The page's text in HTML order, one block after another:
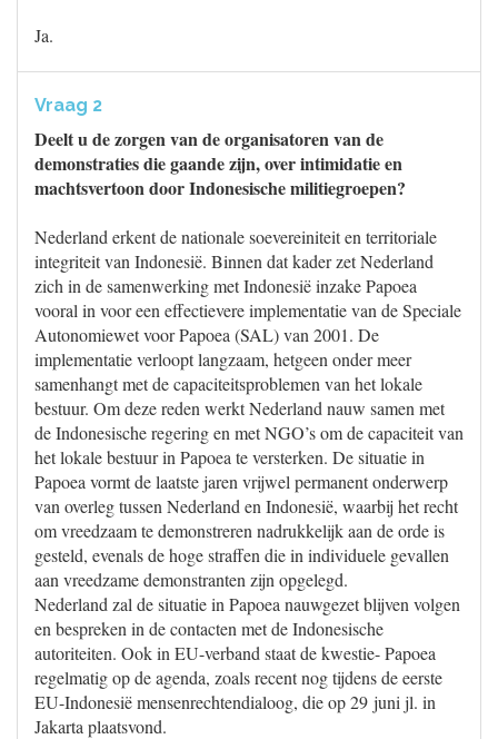
Ja.
Vraag 2
Deelt u de zorgen van de organisatoren van de
demonstraties die gaande zijn, over intimidatie en
machtsvertoon door Indonesische militiegroepen?
Nederland erkent de nationale soevereiniteit en territoriale
integriteit van Indonesië. Binnen dat kader zet Nederland
zich in de samenwerking met Indonesië inzake Papoea
vooral in voor een effectievere implementatie van de Speciale
Autonomiewet voor Papoea (SAL) van 2001. De
implementatie verloopt langzaam, hetgeen onder meer
samenhangt met de capaciteitsproblemen van het lokale
bestuur. Om deze reden werkt Nederland nauw samen met
de Indonesische regering en met NGO’s om de capaciteit van
het lokale bestuur in Papoea te versterken. De situatie in
Papoea vormt de laatste jaren vrijwel permanent onderwerp
van overleg tussen Nederland en Indonesië, waarbij het recht
om vreedzaam te demonstreren nadrukkelijk aan de orde is
gesteld, evenals de hoge straffen die in individuele gevallen
aan vreedzame demonstranten zijn opgelegd.
Nederland zal de situatie in Papoea nauwgezet blijven volgen
en bespreken in de contacten met de Indonesische
autoriteiten. Ook in EU-verband staat de kwestie- Papoea
regelmatig op de agenda, zoals recent nog tijdens de eerste
EU-Indonesië mensenrechtendialoog, die op 29 juni jl. in
Jakarta plaatsvond.